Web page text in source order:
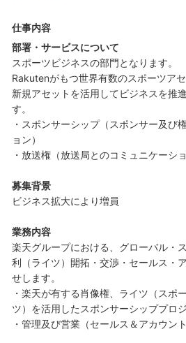
仕事内容
部署・サービスについて
スポーツビジネスの部門となります。
Rakutenがもつ世界有数のスポーツア
新規アセットを活用してビジネスを推
す。
・スポンサーシップ（スポンサー及び
ョン）
・放送権（放送局とのコミュニケーシ
募集背景
ビジネス拡大により増員
業務内容
楽天グループにおける、グローバル・
利（ライツ）開拓・交渉・セールス・
せします。
・楽天が有する肖像権、ライツ（スポ
ツ）を活用したスポンサーシッププロ
・管理及び営業（セールス＆アカウン